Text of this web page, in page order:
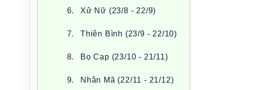
Xử Nữ (23/8 - 22/9)
Thiên Bình (23/9 - 22/10)
Bọ Cạp (23/10 - 21/11)
Nhân Mã (22/11 - 21/12)